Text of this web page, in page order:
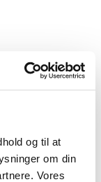
og til at
om din
Vores